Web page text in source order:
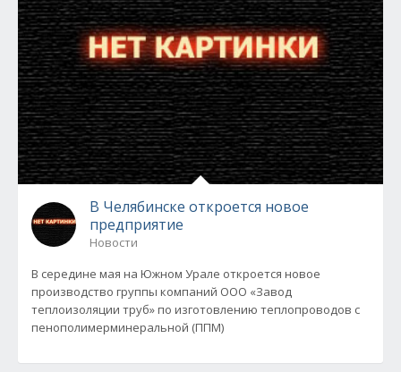
В Челябинске откроется новое
предприятие
Новости
В середине мая на Южном Урале откроется новое
производство группы компаний ООО «Завод
теплоизоляции труб» по изготовлению теплопроводов с
пенополимерминеральной (ППМ)